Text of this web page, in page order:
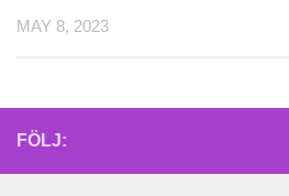
MAY 8, 2023
FÖLJ: